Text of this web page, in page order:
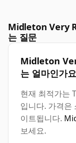
Midleton Very
는 질문
Midleton
는 얼마인가
현재 최적가는
입니다. 가격은
이트됩니다.
보세요.